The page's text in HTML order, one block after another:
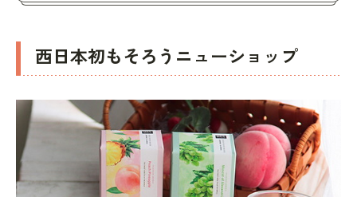
西日本初もそろうニューショップ